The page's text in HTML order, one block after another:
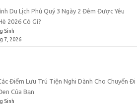
Du Lịch Phú Quý 3 Ngày 2 Đêm Được Yêu
2026 Có Gì?
Sinh
7, 2026
Điểm Lưu Trú Tiện Nghi Dành Cho Chuyến Đi
Của Bạn
Sinh